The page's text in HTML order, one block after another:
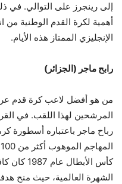
إلى رينجرز على التوالي. في
أهمية لكرة القدم الوطنية
الإنجليزي الممتاز هذه الأيام.
رابح ماجر (الجزائر)
من هو أفضل لاعب كرة قدم
المرشحين لهذا اللقب. في
رباح ماجر باعتباره أسطورة
كأس
الشهرة العالمية، حيث منح